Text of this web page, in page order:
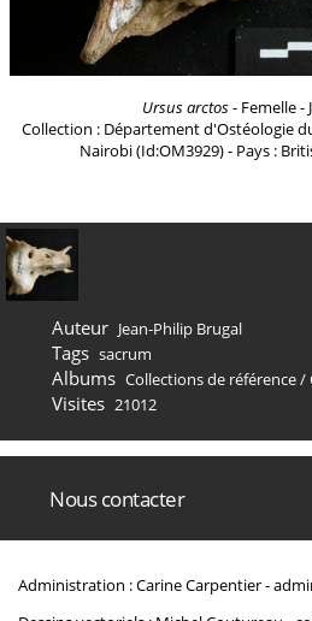
Ursus arctos- Femelle -
Collection : Département d'Ostéologie
Nairobi (Id:OM3929) - Pays :
Auteur Jean-Philip Brugal
Tags sacrum
Albums Collections de référence/
Visites 21012
Nous contacter
Administration : Carine Carpentier -